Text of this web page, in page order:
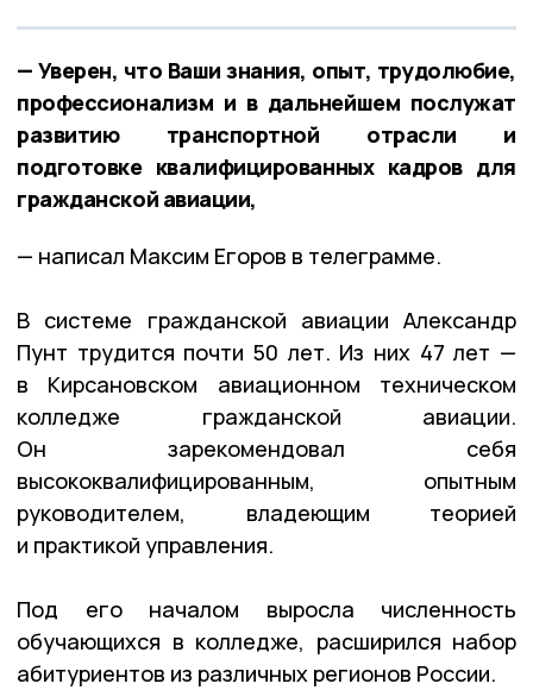
— Уверен, что Ваши знания, опыт, трудолюбие,
профессионализм и в дальнейшем послужат
развитию транспортной отрасли и
подготовке квалифицированных кадров для
гражданской авиации,
— написал Максим Егоров в телеграмме.
В системе гражданской авиации Александр
Пунт трудится почти 50 лет. Из них 47 лет —
в Кирсановском авиационном техническом
колледже гражданской авиации.
Он зарекомендовал себя
высококвалифицированным, опытным
руководителем, владеющим теорией
и практикой управления.
Под его началом выросла численность
обучающихся в колледже, расширился набор
абитуриентов из различных регионов России.